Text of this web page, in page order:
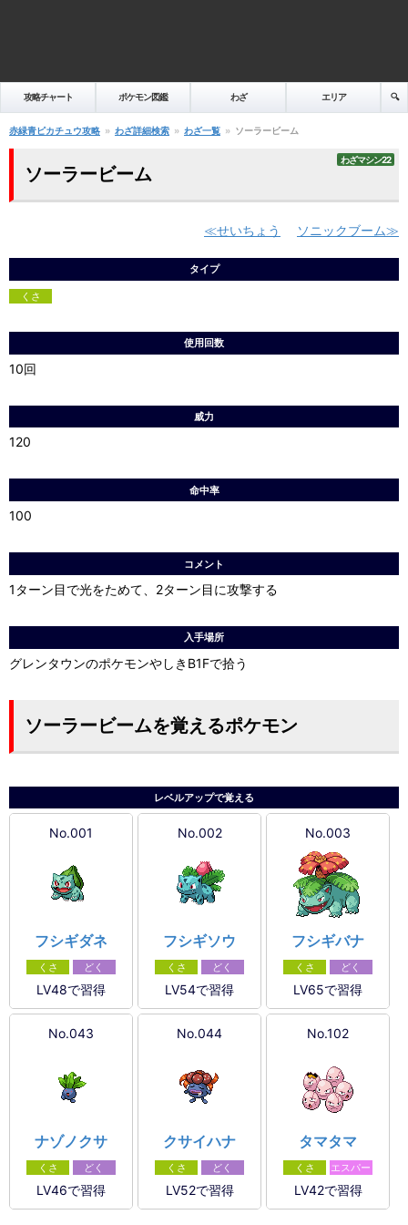
攻略チャート ポケモン図鑑 わざ エリア 🔍️
赤緑青ピカチュウ攻略 わざ詳細検索 わざ一覧 ソーラービーム
わざマシン22
ソーラービーム
せいちょう ソニックブーム
タイプ
くさ
使用回数
10回
威力
120
命中率
100
コメント
1ターン目で光をためて、2ターン目に攻撃する
入手場所
グレンタウンのポケモンやしきB1Fで拾う
ソーラービームを覚えるポケモン
レベルアップで覚える
No.001
フシギダネ
くさ どく
LV48で習得
No.002
フシギソウ
くさ どく
LV54で習得
No.003
フシギバナ
くさ どく
LV65で習得
No.043
ナゾノクサ
くさ どく
LV46で習得
No.044
クサイハナ
くさ どく
LV52で習得
No.102
タマタマ
くさ エスパー
LV42で習得